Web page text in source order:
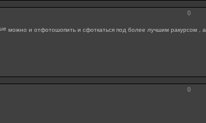
0
можно и отфотошопить и сфоткаться под более лучшим ракурсом , а
0